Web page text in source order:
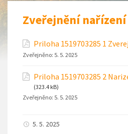
Zveřejnění
Priloha 1519703285 1
Zveřejněno: 5. 5. 2025
Priloha 1519703285 2
(323.4 kB)
Zveřejněno: 5. 5. 2025
5. 5. 2025